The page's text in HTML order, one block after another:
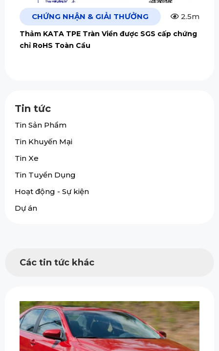
CHỨNG NHẬN & GIẢI THƯỞNG 2.5m
Thảm KATA TPE Tràn Viền được SGS cấp chứng
chỉ RoHS Toàn Cầu
Tin tức
Tin Sản Phẩm
Tin Khuyến Mại
Tin Xe
Tin Tuyển Dụng
Hoạt động - Sự kiện
Dự án
Các tin tức khác